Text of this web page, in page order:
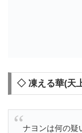
◇ 凍える華(天
ナヨンは何の疑